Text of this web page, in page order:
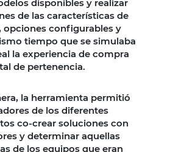
disponibles y realizar
de las características de
opciones configurables y
tiempo que se simulaba
la experiencia de compra
de pertenencia.
la herramienta permitió
de los diferentes
co-crear soluciones con
y determinar aquellas
de los equipos que eran